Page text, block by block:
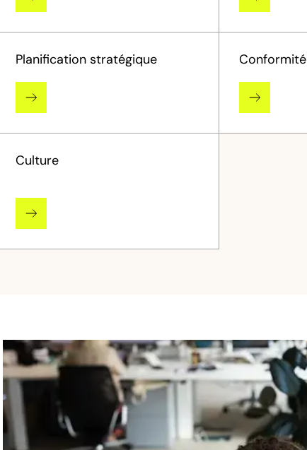
Planification stratégique Conformité
Culture
Services bancaires
Coopératives d’épargne et de crédit